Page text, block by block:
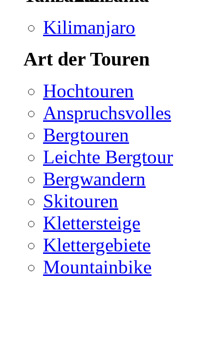
Kilimanjaro
Art der Touren
Hochtouren
Anspruchsvolles
Bergtouren
Leichte Bergtour
Bergwandern
Skitouren
Klettersteige
Klettergebiete
Mountainbike